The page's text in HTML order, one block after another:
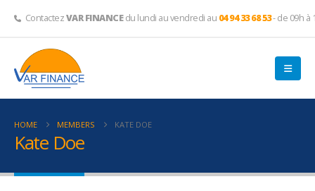
ContactezVAR FINANCEdu lundi au vendredi au 04 94 33 68 53- de 09h à
HOME MEMBERS KATE DOE
Kate Doe